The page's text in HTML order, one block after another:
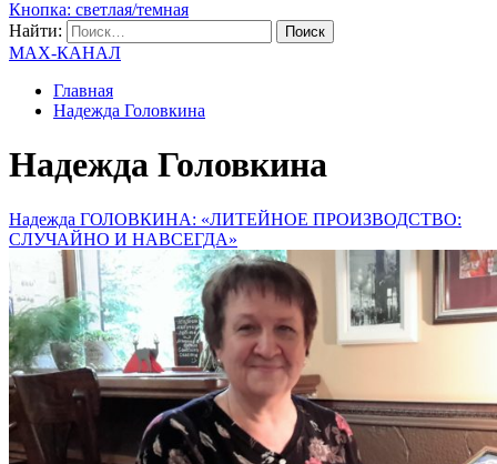
Кнопка: светлая/темная
Найти:
MAX-КАНАЛ
Главная
Надежда Головкина
Надежда Головкина
Надежда ГОЛОВКИНА: «ЛИТЕЙНОЕ ПРОИЗВОДСТВО:
СЛУЧАЙНО И НАВСЕГДА»